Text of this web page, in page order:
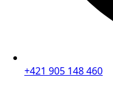
+421 905 148 460